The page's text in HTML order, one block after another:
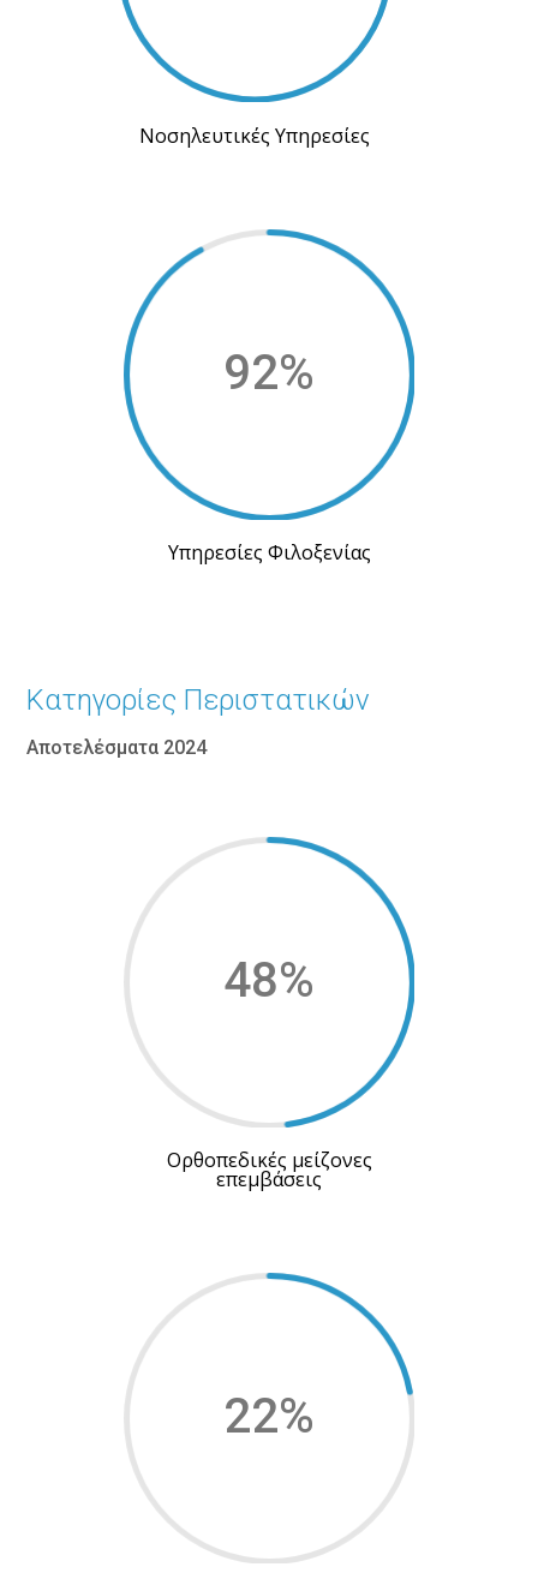
Νοσηλευτικές Υπηρεσίες
92%
Υπηρεσίες Φιλοξενίας
Κατηγορίες Περιστατικών
Αποτελέσματα 2024
48%
Ορθοπεδικές μείζονες
επεμβάσεις
22%